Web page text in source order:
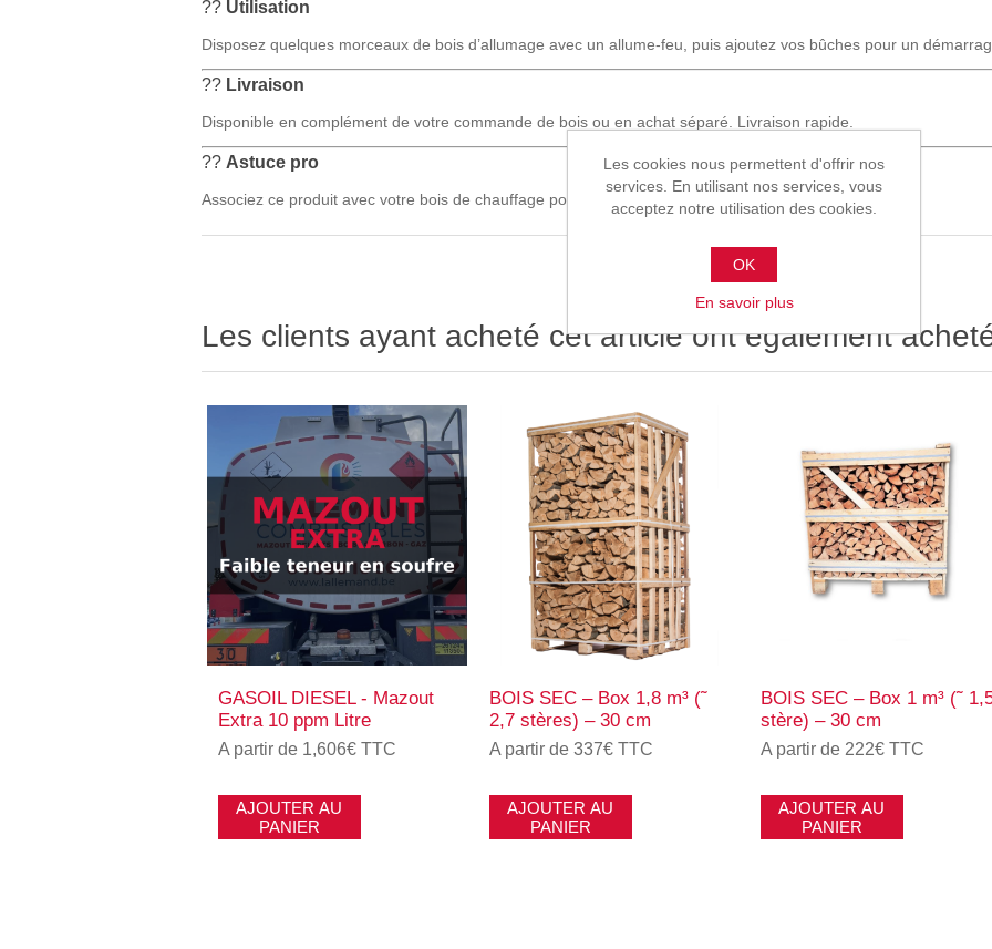
?? Utilisation
Disposez quelques morceaux de bois d’allumage avec un allume-feu, puis ajoutez vos bûches pour un
?? Livraison
Disponible en complément de votre commande de bois ou en achat séparé. Livraison rapide.
?? Astuce pro
Associez ce produit avec votre bois de chauffage pour un confort maximal au quotidien.
Les clients ayant acheté cet article ont également
GASOIL DIESEL - Mazout
Extra 10 ppm Litre
A partir de 1,606€ TTC
AJOUTER AU
PANIER
BOIS SEC – Box 1,8 m³ (˜
2,7 stères) – 30 cm
A partir de 337€ TTC
AJOUTER AU
PANIER
BOIS SEC – Box 1 m³ (˜
stère) – 30 cm
A partir de 222€ TTC
AJOUTER AU
PANIER
Les cookies nous permettent d'offrir nos
services. En utilisant nos services, vous
acceptez notre utilisation des cookies.
OK
En savoir plus